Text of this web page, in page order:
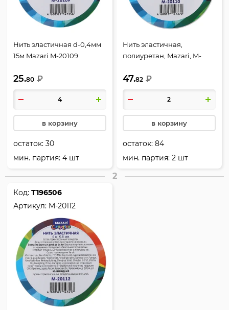
Нить эластичная d-0,4мм
15м Mazari M-20109
25.80 ₽
в корзину
остаток:30
мин. партия: 4 шт
Нить эластичная,
полиуретан, Mazari, M-
47.82 ₽
в корзину
остаток:84
мин. партия: 2 шт
2
Код:Т196506
Артикул: M-20112